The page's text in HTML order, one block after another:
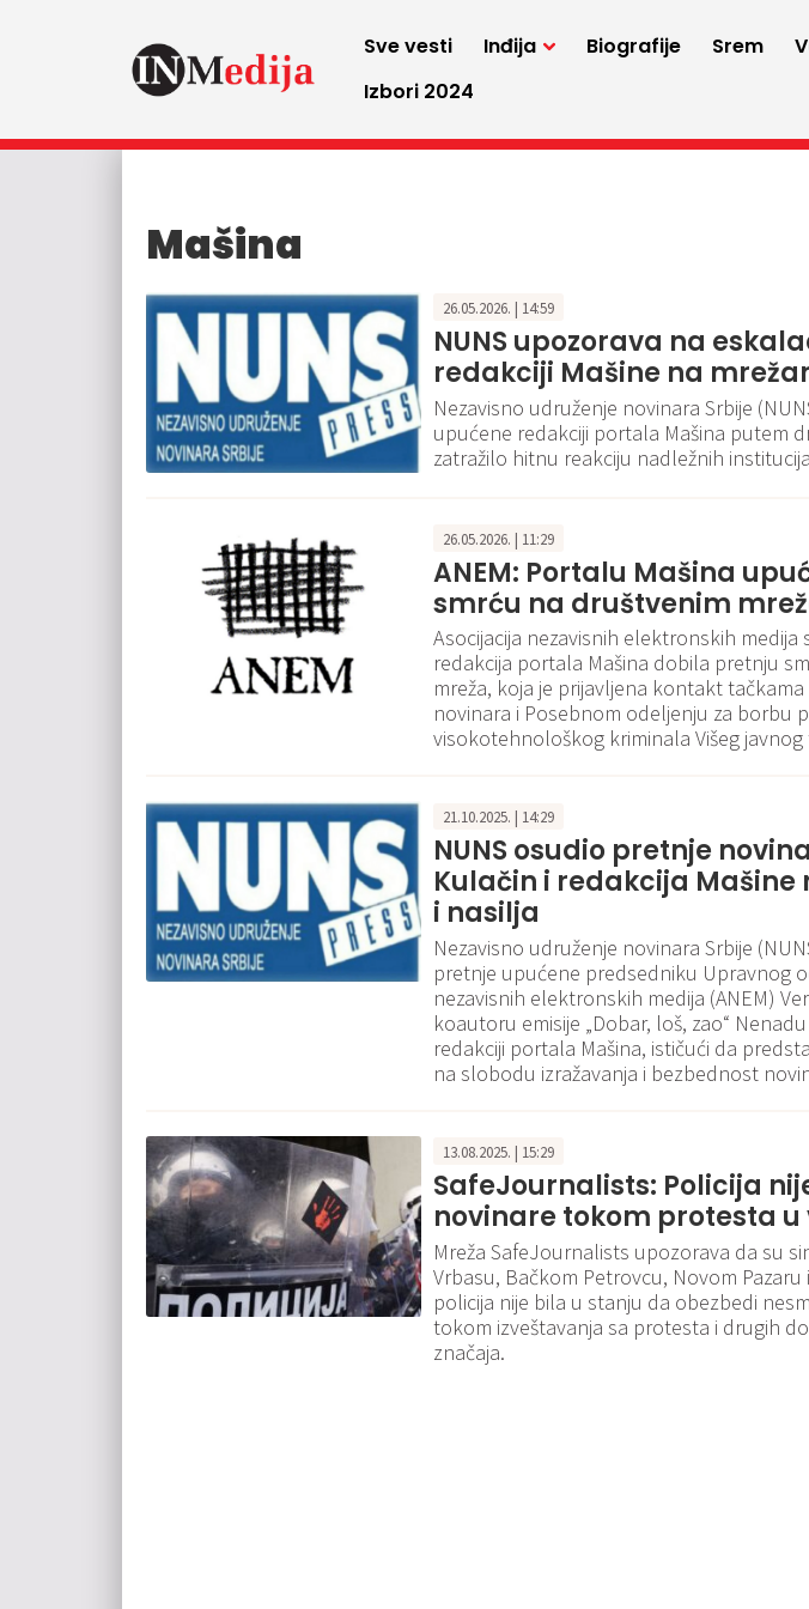
Sve vesti Inđija Biografije Srem
Izbori 2024
Mašina
26.05.2026. | 14:59
NUNS upozorava na
redakciji Mašine na
Nezavisno udruženje novinara Srbije
upućene redakciji portala Mašina putem
zatražilo hitnu reakciju nadležnih
26.05.2026. | 11:29
ANEM: Portalu Mašina
smrću na društvenim
Asocijacija nezavisnih elektronskih medija
redakcija portala Mašina dobila pretnju
mreža, koja je prijavljena kontakt
novinara i Posebnom odeljenju za borbu
visokotehnološkog kriminala Višeg
21.10.2025. | 14:29
NUNS osudio pretnje
Kulačin i redakcija Mašine
i nasilja
Nezavisno udruženje novinara Srbije
pretnje upućene predsedniku Upravnog
nezavisnih elektronskih medija (ANEM)
koautoru emisije „Dobar, loš, zao“
redakciji portala Mašina, ističući da
na slobodu izražavanja i bezbednost
13.08.2025. | 15:29
SafeJournalists: Policija
novinare tokom protesta
Mreža SafeJournalists upozorava da su
Vrbasu, Bačkom Petrovcu, Novom
policija nije bila u stanju da obezbedi
tokom izveštavanja sa protesta i drugih
značaja.